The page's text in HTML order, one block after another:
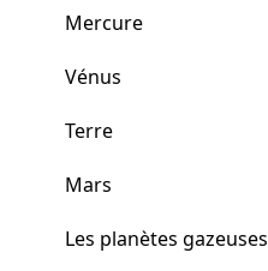
Mercure
Vénus
Terre
Mars
Les planètes gazeuses